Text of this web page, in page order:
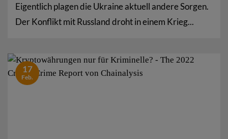
Eigentlich plagen die Ukraine aktuell andere Sorgen.
Der Konflikt mit Russland droht in einem Krieg...
17
Feb.